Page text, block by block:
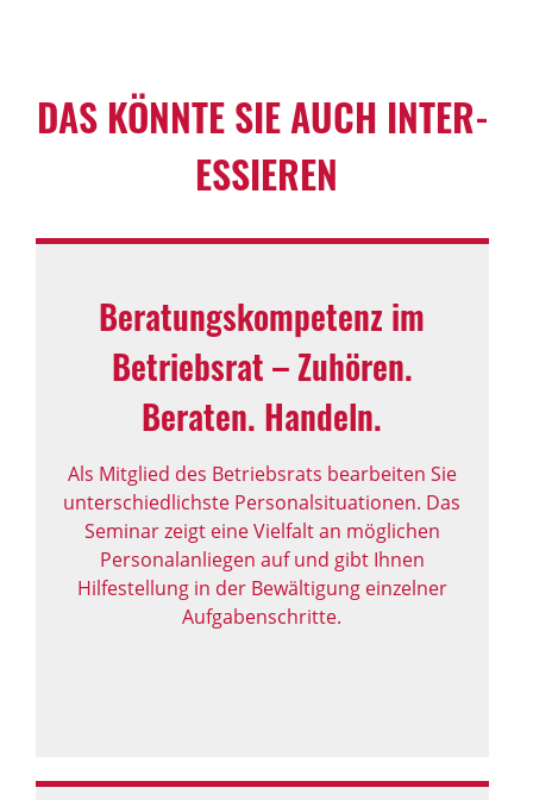
DAS KÖNNTE SIE AUCH INTER­
ES­SIEREN
Bera­tungs­kom­pe­tenz im
Betriebsrat – Zuhören.
Beraten. Handeln.
Als Mitglied des Betriebsrats bearbeiten Sie
unterschiedlichste Personalsituationen. Das
Seminar zeigt eine Vielfalt an möglichen
Personalanliegen auf und gibt Ihnen
Hilfestellung in der Bewältigung einzelner
Aufgabenschritte.